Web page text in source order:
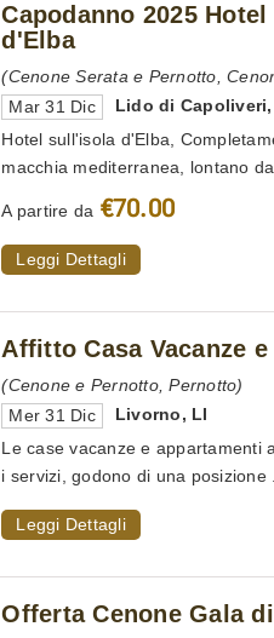
Capodanno 2025
d'Elba
(Cenone Serata e Pernotto,
Mar 31 Dic
Lido di Capoliveri,
Hotel sull'isola d'Elba,
macchia mediterranea, lontano
A partire da €70.00
Leggi Dettagli
Affitto Casa Vacanze
(Cenone e Pernotto, Pernotto)
Mer 31 Dic
Livorno, LI
Le case vacanze e appartamenti
i servizi, godono di una posizione
Leggi Dettagli
Offerta Cenone Gala